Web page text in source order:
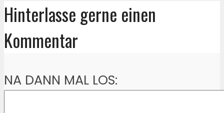
Hinterlasse gerne einen
Kommentar
NA DANN MAL LOS: